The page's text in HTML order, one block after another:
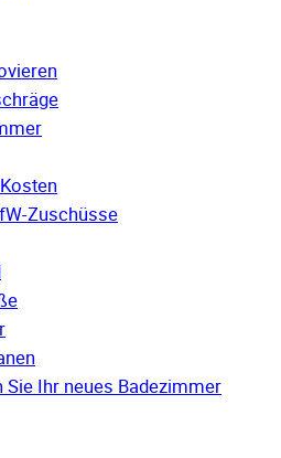
Zuschüsse
Sie Ihr neues Badezimmer